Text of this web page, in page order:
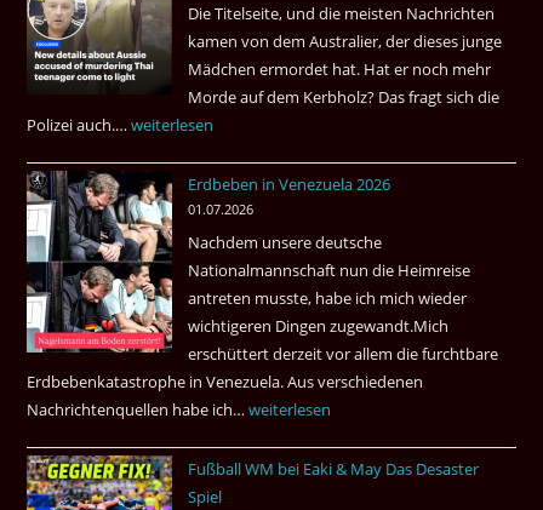
höchste
Kriminalität
aus?
Die Titelseite, und die meisten Nachrichten
kamen von dem Australier, der dieses junge
Mädchen ermordet hat. Hat er noch mehr
Morde auf dem Kerbholz? Das fragt sich die
Polizei auch.…Ab
Juli
2026
Thai
Airways
nonstop
nach
Amsterdam.
weiterlesen
Erdbeben in Venezuela 2026
01.07.2026
Nachdem unsere deutsche
Nationalmannschaft nun die Heimreise
antreten musste, habe ich mich wieder
wichtigeren Dingen zugewandt.Mich
erschüttert derzeit vor allem die furchtbare
Erdbebenkatastrophe in Venezuela. Aus verschiedenen
Nachrichtenquellen habe ich…Erdbeben
Venezuela
weiterlesen
Fußball WM bei Eaki & May Das Desaster
Spiel